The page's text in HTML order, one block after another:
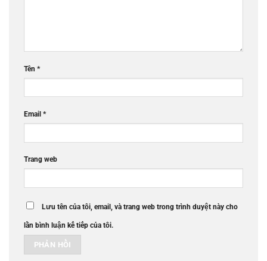
Tên *
Email *
Trang web
Lưu tên của tôi, email, và trang web trong trình duyệt này cho
lần bình luận kế tiếp của tôi.